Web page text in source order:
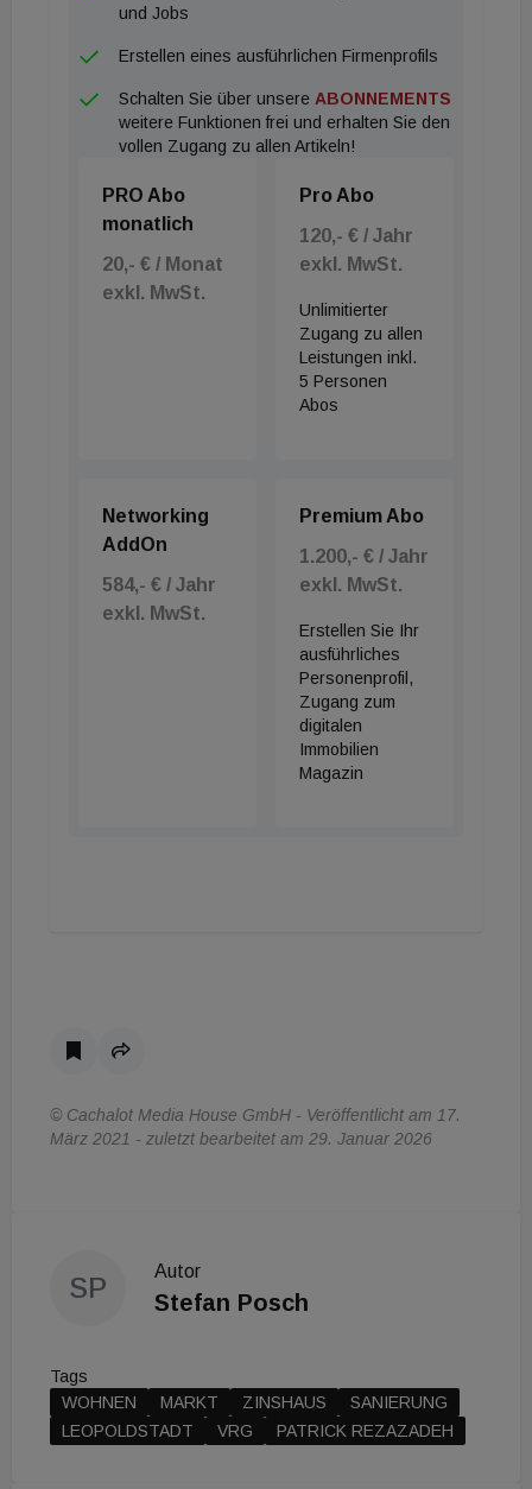
und Jobs
Erstellen eines ausführlichen Firmenprofils
Schalten Sie über unsere ABONNEMENTS
weitere Funktionen frei und erhalten Sie den
vollen Zugang zu allen Artikeln!
PRO Abo
monatlich
20,- € / Monat
exkl. MwSt.
Pro Abo
120,- € / Jahr
exkl. MwSt.
Unlimitierter
Zugang zu allen
Leistungen inkl.
5 Personen
Abos
Networking
AddOn
584,- € / Jahr
exkl. MwSt.
Premium Abo
1.200,- € / Jahr
exkl. MwSt.
Erstellen Sie Ihr
ausführliches
Personenprofil,
Zugang zum
digitalen
Immobilien
Magazin
© Cachalot Media House GmbH - Veröffentlicht am 17.
März 2021 - zuletzt bearbeitet am 29. Januar 2026
SP
Autor
Stefan Posch
Tags
WOHNEN
MARKT ZINSHAUS
SANIERUNG
LEOPOLDSTADT
VRG PATRICK REZAZADEH